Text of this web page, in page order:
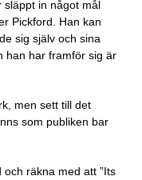
släppt in något mål
Pickford. Han kan
sig själv och sina
han har framför sig är
men sett till det
som publiken bar
räkna med att ”Its